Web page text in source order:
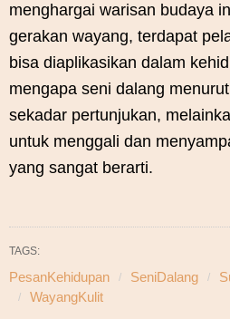
menghargai warisan budaya
gerakan wayang, terdapat
bisa diaplikasikan dalam
mengapa seni dalang
sekadar pertunjukan,
untuk menggali dan
yang sangat berarti.
TAGS:
PesanKehidupan SeniDalang
WayangKulit